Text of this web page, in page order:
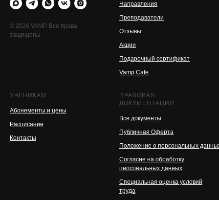
© 2026 VAMP. Все права
защищены
Направления
Преподаватели
Отзывы
Акции
Подарочный сертификат
Vamp Cafe
УЧЕНИКАМ
Абонементы и цены
Расписание
Контакты
ПРАВОВАЯ
ДОКУМЕНТАЦИЯ
Все документы
Публичная Оферта
Положение о персональных
Согласие на обработку
персональных данных
Специальная оценка условий
труда